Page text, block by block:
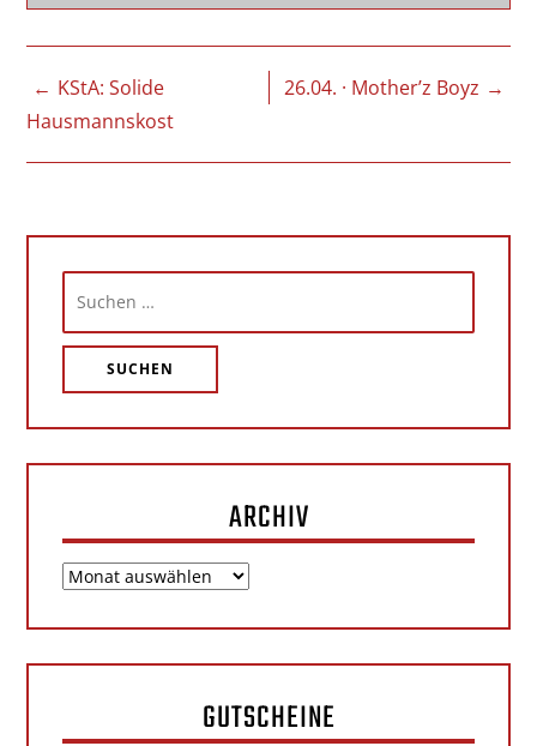
BEITRAGSNAVIGATION
KStA: Solide
Hausmannskost
26.04. · Mother’z Boyz
ARCHIV
Archiv
GUTSCHEINE